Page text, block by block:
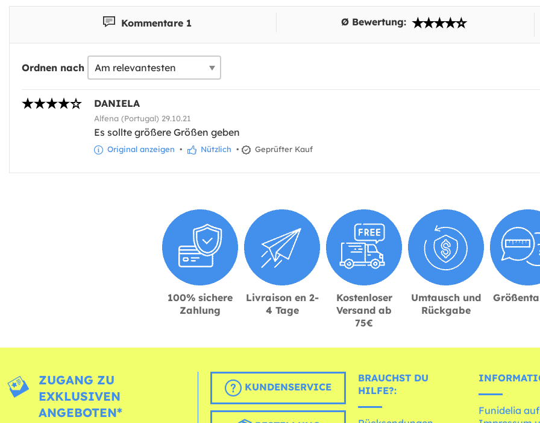
Kommentare 1 Ø Bewertung:
Ordnen nach
DANIELA
Alfena (Portugal) 29.10.21
Es sollte größere Größen geben
Original anzeigen • Nützlich • Geprüfter Kauf
100% sichere
Zahlung
Livraison en 2-
4 Tage
Kostenloser
Versand ab
75€
Umtausch und
Rückgabe
ZUGANG ZU
EXKLUSIVEN
ANGEBOTEN*
KUNDENSERVICE
BRAUCHST DU
HILFE?:
Funidelia